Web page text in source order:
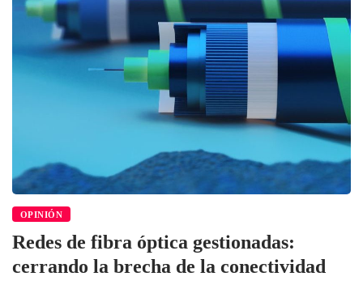
OPINIÓN
Redes de fibra óptica gestionadas:
cerrando la brecha de la conectividad